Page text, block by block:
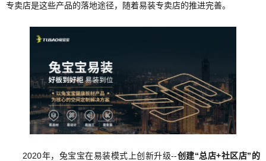
专卖店是这些产品的落地途径，随着易装专卖店的推进完善。
2020年，兔宝宝在易装模式上创新升级--创建“总店+社区店”的